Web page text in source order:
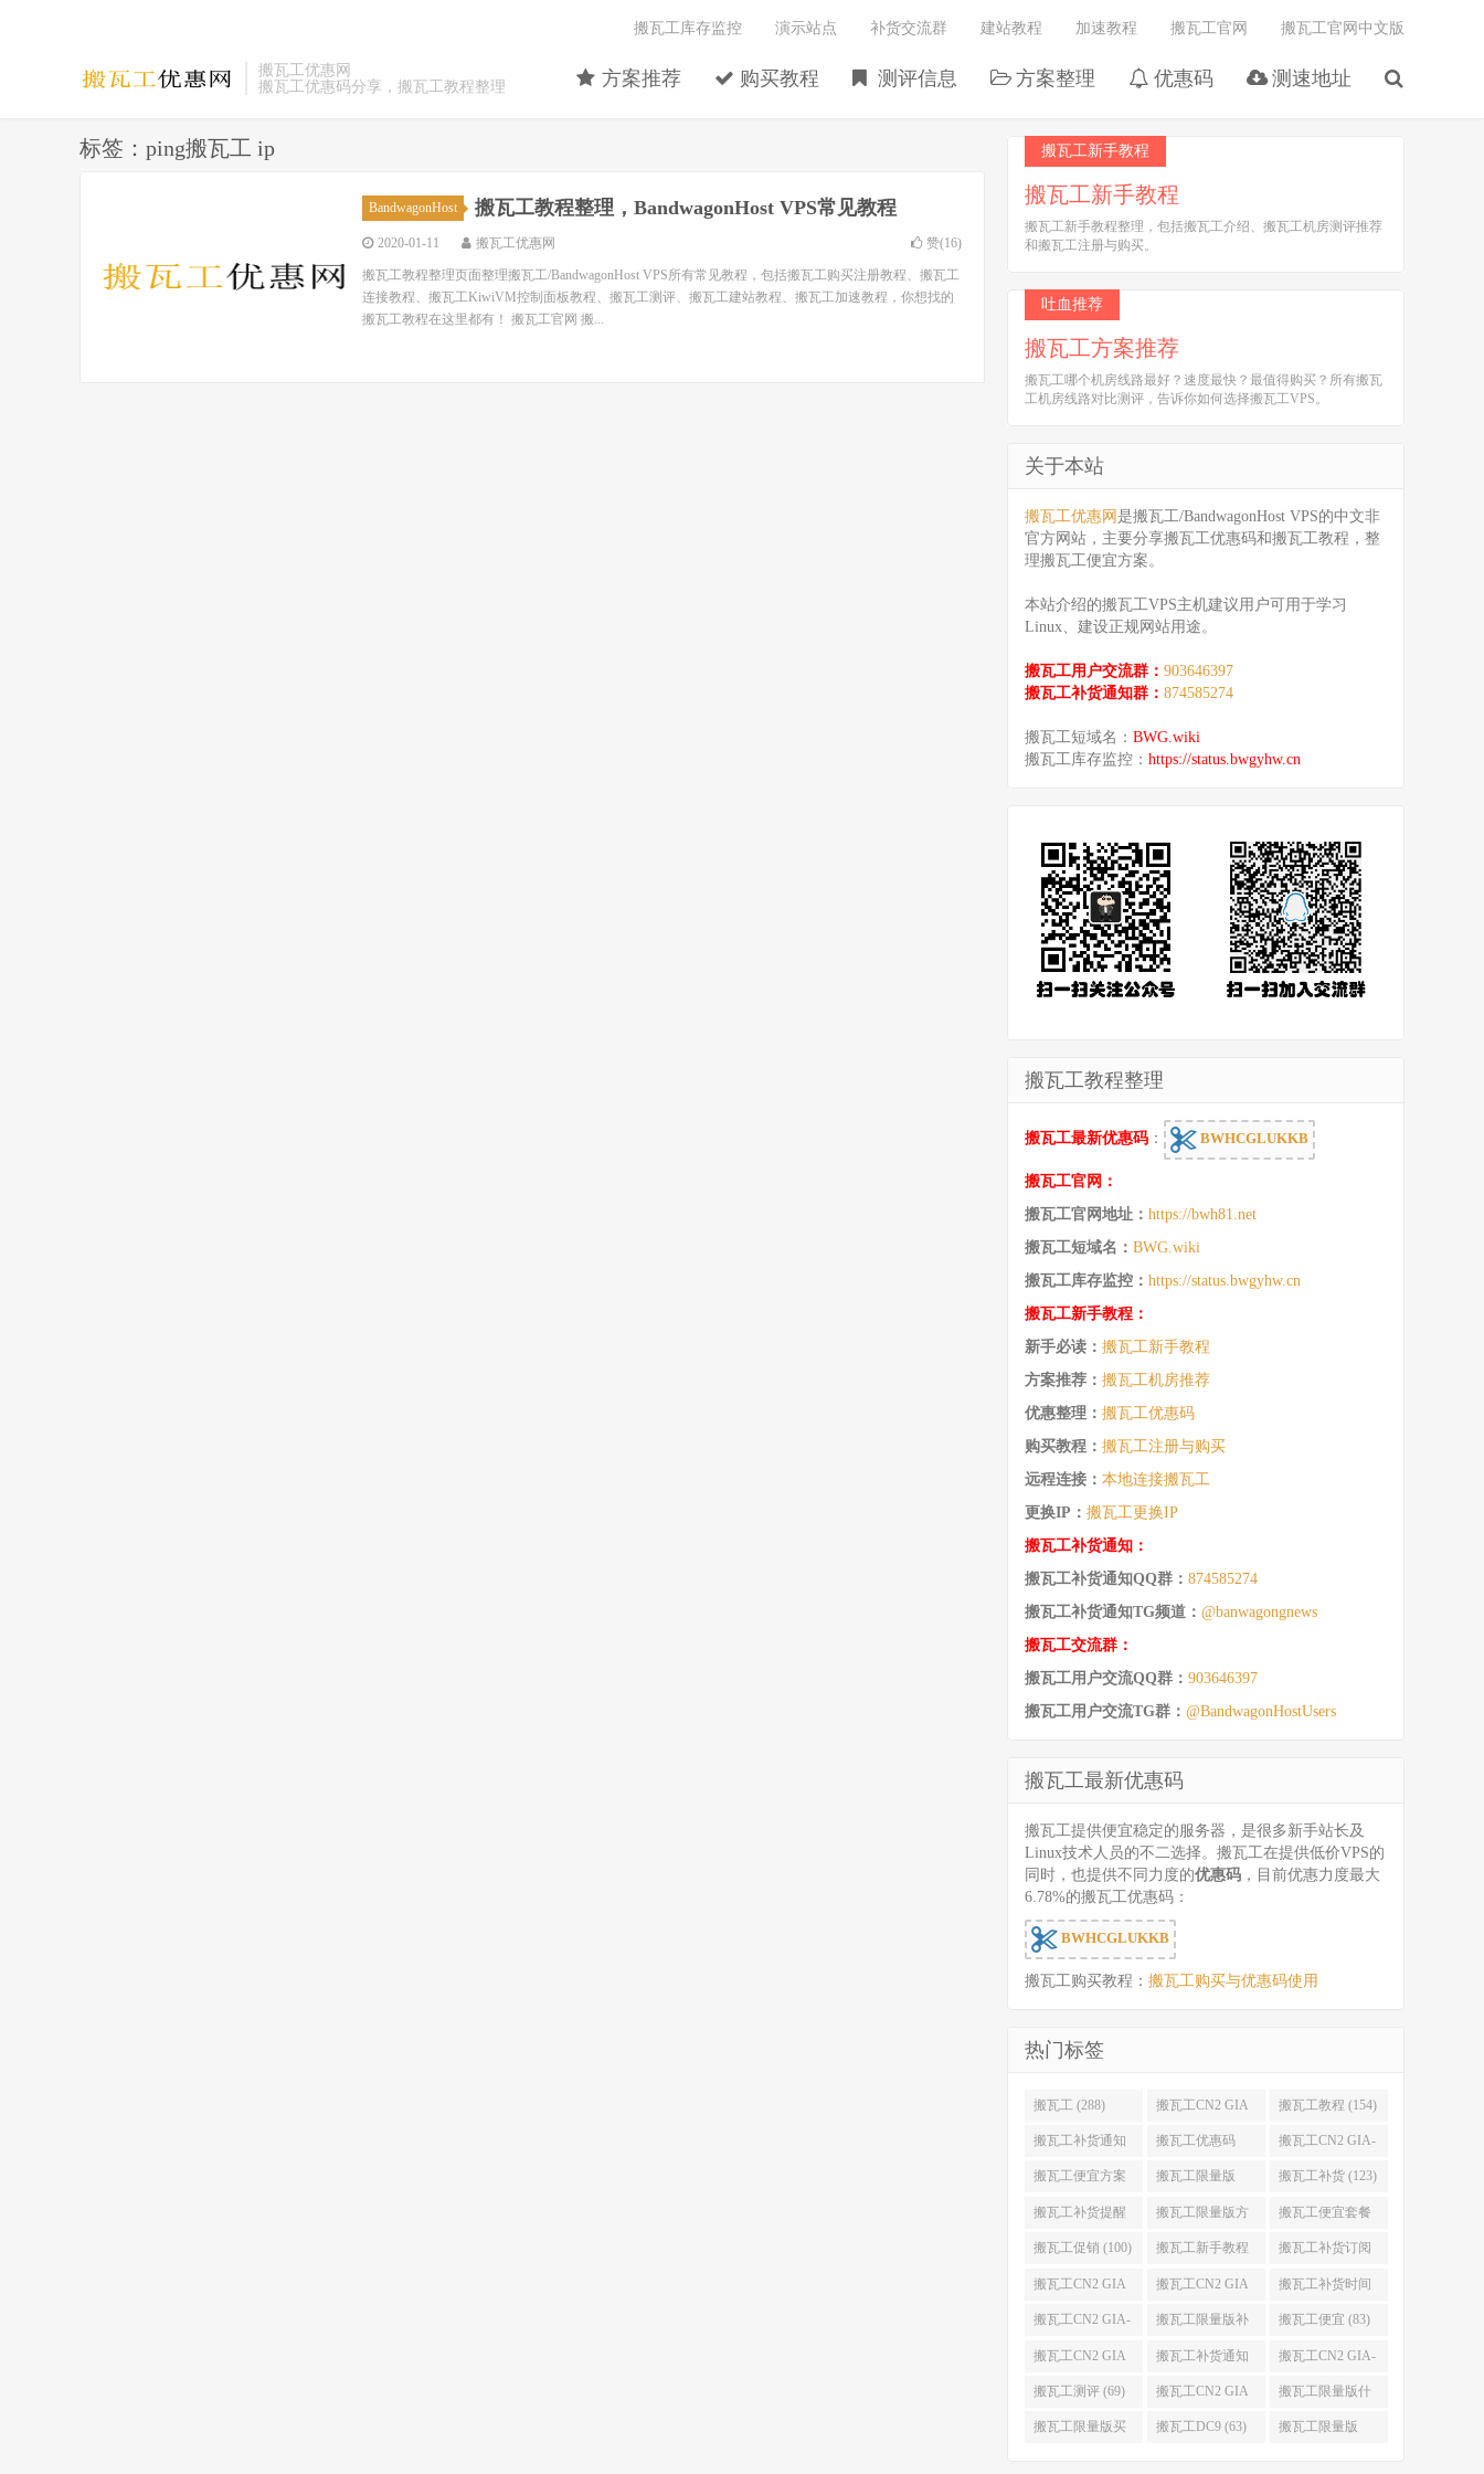
搬瓦工优惠网
搬瓦工优惠码分享，搬瓦工教程整理
方案推荐 购买教程 测评信息 方案整理 优惠码 测速地址
搬瓦工库存监控 演示站点 补货交流群 建站教程 加速教程 搬瓦工官网 搬瓦工官网中文版
标签：ping搬瓦工 ip
BandwagonHost 搬瓦工教程整理，BandwagonHost VPS常见教程
2020-01-11 搬瓦工优惠网 赞(16)
搬瓦工教程整理页面整理搬瓦工/BandwagonHost VPS所有常见教程，包括搬瓦工购买注册教程、搬瓦工
连接教程、搬瓦工KiwiVM控制面板教程、搬瓦工测评、搬瓦工建站教程、搬瓦工加速教程，你想找的
搬瓦工教程在这里都有！ 搬瓦工官网 搬...
搬瓦工新手教程
搬瓦工新手教程
搬瓦工新手教程整理，包括搬瓦工介绍、搬瓦工机房测评推荐
和搬瓦工注册与购买。
吐血推荐
搬瓦工方案推荐
搬瓦工哪个机房线路最好？速度最快？最值得购买？所有搬瓦
工机房线路对比测评，告诉你如何选择搬瓦工VPS。
关于本站
搬瓦工优惠网 是搬瓦工/BandwagonHost VPS的中文非
官方网站，主要分享搬瓦工优惠码和搬瓦工教程，整
理搬瓦工便宜方案。
本站介绍的搬瓦工VPS主机建议用户可用于学习
Linux、建设正规网站用途。
搬瓦工用户交流群： 903646397
搬瓦工补货通知群： 874585274
搬瓦工短域名： BWG.wiki
搬瓦工库存监控： https://status.bwgyhw.cn
搬瓦工教程整理
搬瓦工最新优惠码 ： BWHCGLUKKB
搬瓦工官网：
搬瓦工官网地址： https://bwh81.net
搬瓦工短域名： BWG.wiki
搬瓦工库存监控： https://status.bwgyhw.cn
搬瓦工新手教程：
新手必读： 搬瓦工新手教程
方案推荐： 搬瓦工机房推荐
优惠整理： 搬瓦工优惠码
购买教程： 搬瓦工注册与购买
远程连接： 本地连接搬瓦工
更换IP： 搬瓦工更换IP
搬瓦工补货通知：
搬瓦工补货通知QQ群： 874585274
搬瓦工补货通知TG频道： @banwagongnews
搬瓦工交流群：
搬瓦工用户交流QQ群： 903646397
搬瓦工用户交流TG群： @BandwagonHostUsers
搬瓦工最新优惠码
搬瓦工提供便宜稳定的服务器，是很多新手站长及
Linux技术人员的不二选择。搬瓦工在提供低价VPS的
同时，也提供不同力度的优惠码 ，目前优惠力度最大
6.78%的搬瓦工优惠码：
BWHCGLUKKB
搬瓦工购买教程： 搬瓦工购买与优惠码使用
热门标签
搬瓦工 (288) 搬瓦工CN2 GIA
(176)
搬瓦工教程 (154)
搬瓦工补货通知
(132)
搬瓦工优惠码
(131)
搬瓦工CN2 GIA-
E (130)
搬瓦工便宜方案
(128)
搬瓦工限量版
(126)
搬瓦工补货 (123)
搬瓦工补货提醒
(106)
搬瓦工限量版方
案 (106)
搬瓦工便宜套餐
(103)
搬瓦工促销 (100) 搬瓦工新手教程
(98)
搬瓦工补货订阅
(98)
搬瓦工CN2 GIA
便宜方案 (92)
搬瓦工CN2 GIA
限量版 (90)
搬瓦工补货时间
(89)
搬瓦工CN2 GIA-
E限量版 (84)
搬瓦工限量版补
货 (84)
搬瓦工便宜 (83)
搬瓦工CN2 GIA
优惠 (82)
搬瓦工补货通知
QQ群 (76)
搬瓦工CN2 GIA-
E便宜套餐 (76)
搬瓦工测评 (69) 搬瓦工CN2 GIA
限量版补货 (67)
搬瓦工限量版什
么时候补货 (67)
搬瓦工限量版买 搬瓦工DC9 (63) 搬瓦工限量版